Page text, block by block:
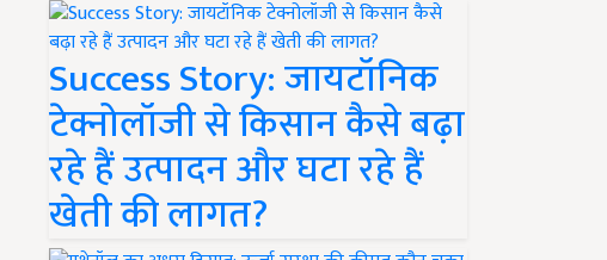
Success Story: जायटॉनिक
टेक्नोलॉजी से किसान कैसे बढ़ा
रहे हैं उत्पादन और घटा रहे हैं
खेती की लागत?